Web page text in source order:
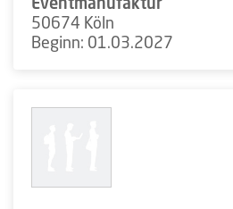
50674 Köln
Beginn: 01.03.2027